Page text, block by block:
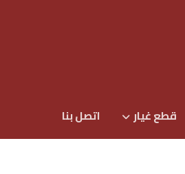
قطع غيار اتصل بنا